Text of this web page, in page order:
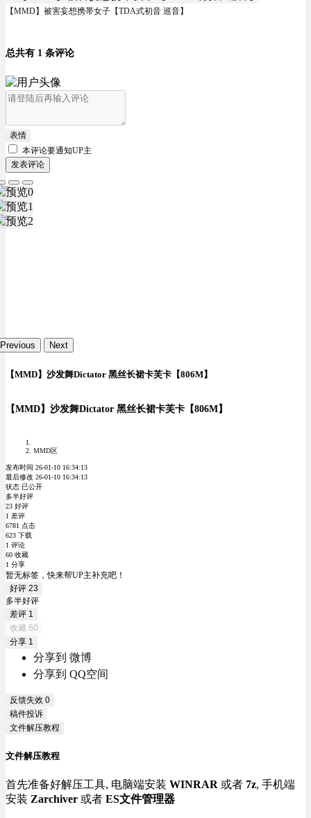
【MMD】被害妄想携帯女子【TDA式初音 巡音】
总共有 1 条评论
表情
本评论要通知UP主
发表评论
Previous Next
【MMD】沙发舞Dictator 黑丝长裙卡芙卡【806M】
【MMD】沙发舞Dictator 黑丝长裙卡芙卡【806M】
MMD区
发布时间 26-01-10 16:34:13
最后修改 26-01-10 16:34:13
状态 已公开
多半好评
23 好评
1 差评
6781 点击
623 下载
1 评论
60 收藏
1 分享
暂无标签，快来帮UP主补充吧！
好评 23
多半好评
差评 1
收藏 60
分享 1
分享到 微博
分享到 QQ空间
反馈失效 0
稿件投诉
文件解压教程
文件解压教程
首先准备好解压工具, 电脑端安装 WINRAR 或者 7z, 手机端
安装 Zarchiver 或者 ES文件管理器